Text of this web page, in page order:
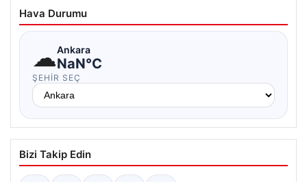
Hava Durumu
☁Ankara
NaN°C
ŞEHIR SEÇ
Bizi Takip Edin